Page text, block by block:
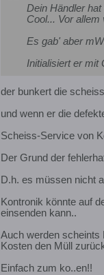
Dein Händler
Cool... Vor
Es gab' aber
Initialisiert er mit
der bunkert die
und wenn er die
Scheiss-Service von
Der Grund der
D.h. es müssen nicht
Kontronik könnte auf
einsenden kann..
Auch werden scheints
Kosten den Müll
Einfach zum ko..en!!